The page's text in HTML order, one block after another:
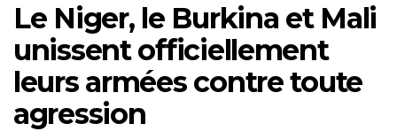
Le Niger, le Burkina et Mali
unissent officiellement
leurs armées contre toute
agression